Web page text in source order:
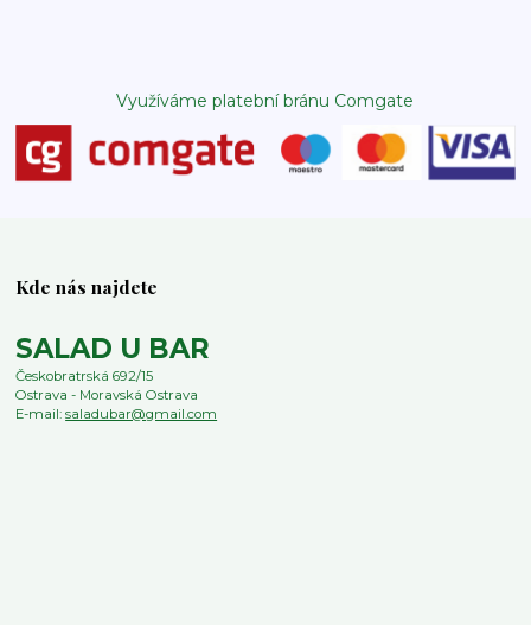
Využíváme platební bránu Comgate
Kde nás najdete
SALAD U BAR
Českobratrská 692/15
Ostrava - Moravská Ostrava
E-mail:saladubar@gmail.com